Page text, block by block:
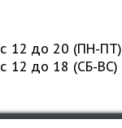
с 12 до 20 (ПН-ПТ)
с 12 до 18 (СБ-ВС)